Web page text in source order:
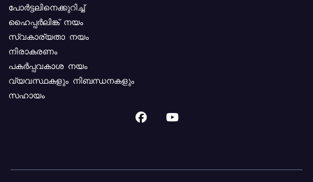
പോര്‍ട്ടലിനെക്കുറിച്ച്
ഹൈപ്പർലിങ്ക് നയം
സ്വകാര്യതാ നയം
നിരാകരണം
പകർപ്പവകാശ നയം
വ്യവസ്ഥകളും നിബന്ധനകളും
സഹായം